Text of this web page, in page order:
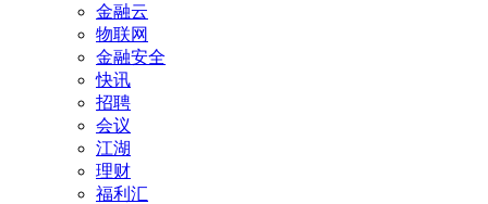
金融云
物联网
金融安全
快讯
招聘
会议
江湖
理财
福利汇